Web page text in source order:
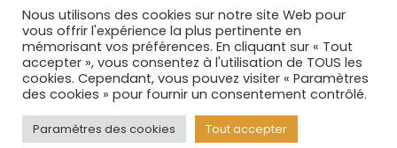
© CS CLICHY Tennis de Table, Tous droits réservés | Mentions
légales|CGV|Politique de confidentialité|Règlement intérieur
Connexion
Facebook
Nous utilisons des cookies sur notre site Web pour
vous offrir l'expérience la plus pertinente en
mémorisant vos préférences. En cliquant sur « Tout
accepter », vous consentez à l'utilisation de TOUS les
cookies. Cependant, vous pouvez visiter « Paramètres
des cookies » pour fournir un consentement contrôlé.
Paramètres des cookies Tout accepter